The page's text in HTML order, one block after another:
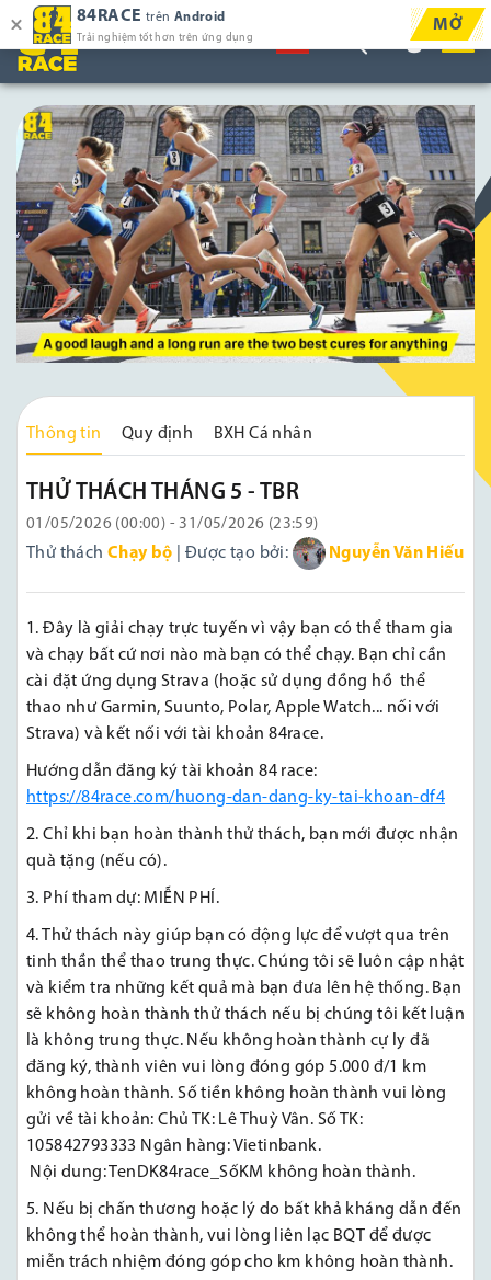
Thông tin Quy định BXH Cá nhân
THỬ THÁCH THÁNG 5 - TBR
01/05/2026 (00:00) - 31/05/2026 (23:59)
Thử thách Chạy bộ | Được tạo bởi: Nguyễn Văn Hiếu
1. Đây là giải chạy trực tuyến vì vậy bạn có thể tham gia
và chạy bất cứ nơi nào mà bạn có thể chạy. Bạn chỉ cần
cài đặt ứng dụng Strava (hoặc sử dụng đồng hồ thể
thao như Garmin, Suunto, Polar, Apple Watch... nối với
Strava) và kết nối với tài khoản 84race.
Hướng dẫn đăng ký tài khoản 84 race:
https://84race.com/huong-dan-dang-ky-tai-khoan-df4
2. Chỉ khi bạn hoàn thành thử thách, bạn mới được nhận
quà tặng (nếu có).
3. Phí tham dự: MIỄN PHÍ.
4. Thử thách này giúp bạn có động lực để vượt qua trên
tinh thần thể thao trung thực. Chúng tôi sẽ luôn cập nhật
và kiểm tra những kết quả mà bạn đưa lên hệ thống. Bạn
sẽ không hoàn thành thử thách nếu bị chúng tôi kết luận
là không trung thực. Nếu không hoàn thành cự ly đã
đăng ký, thành viên vui lòng đóng góp 5.000 đ/1 km
không hoàn thành. Số tiền không hoàn thành vui lòng
gửi về tài khoản: Chủ TK: Lê Thuỳ Vân. Số TK:
105842793333 Ngân hàng: Vietinbank.
Nội dung: TenDK84race_SốKM không hoàn thành.
5. Nếu bị chấn thương hoặc lý do bất khả kháng dẫn đến
không thể hoàn thành, vui lòng liên lạc BQT để được
miễn trách nhiệm đóng góp cho km không hoàn thành.
84RACE trên Android
Trải nghiệm tốt hơn trên ứng dụng
MỞ